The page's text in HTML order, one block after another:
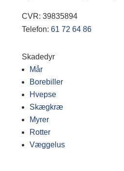
CVR: 39835894
Telefon: 61 72 64 86
Skadedyr
Mår
Borebiller
Hvepse
Skægkræ
Myrer
Rotter
Væggelus